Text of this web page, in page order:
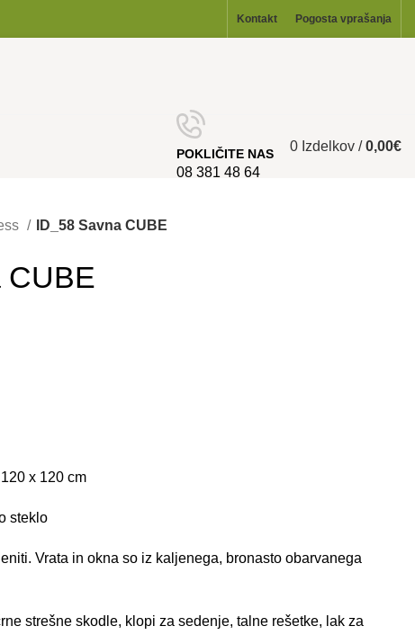
Kontakt Pogosta vprašanja
POKLIČITE NAS
08 381 48 64
0 Izdelkov / 0,00€
ID_58 Savna CUBE
CUBE
x 120 cm
steklo
Vrata in okna so iz kaljenega, bronasto obarvanega
strešne skodle, klopi za sedenje, talne rešetke, lak za